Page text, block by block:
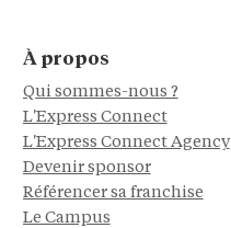
À propos
Qui sommes-nous ?
L'Express Connect
L'Express Connect Agency
Devenir sponsor
Référencer sa franchise
Le Campus